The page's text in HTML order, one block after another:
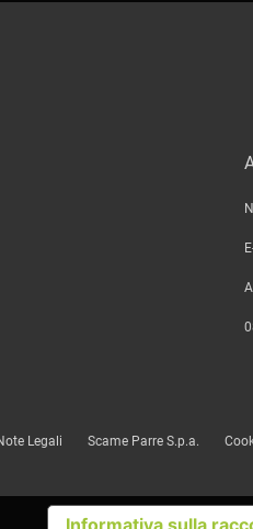
Legali Scame Parre S.p.a.
Informativa sulla